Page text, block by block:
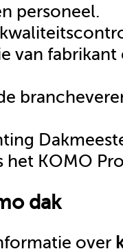
personeel.
van fabrikant
het KOMO
dak
over